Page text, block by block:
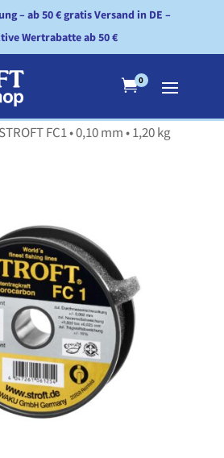
– ab 50 € gratis Versand in DE –
Wertrabatte ab 50 €
0
FC1 • 0,10 mm • 1,20 kg